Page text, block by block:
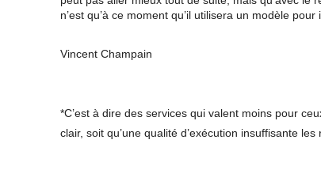
n’est qu’à ce moment qu’il utilisera un modèle
Vincent Champain
*C’est à dire des services qui valent moins pour
clair, soit qu’une qualité d’exécution insuffisante